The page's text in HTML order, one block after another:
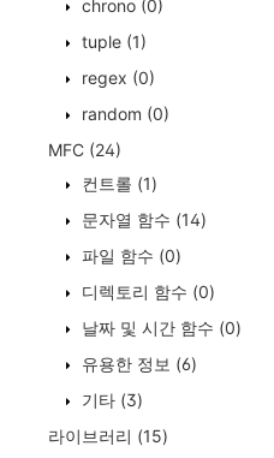
chrono (0)
tuple (1)
regex (0)
random (0)
MFC (24)
컨트롤 (1)
문자열 함수 (14)
파일 함수 (0)
디렉토리 함수 (0)
날짜 및 시간 함수 (0)
유용한 정보 (6)
기타 (3)
라이브러리 (15)